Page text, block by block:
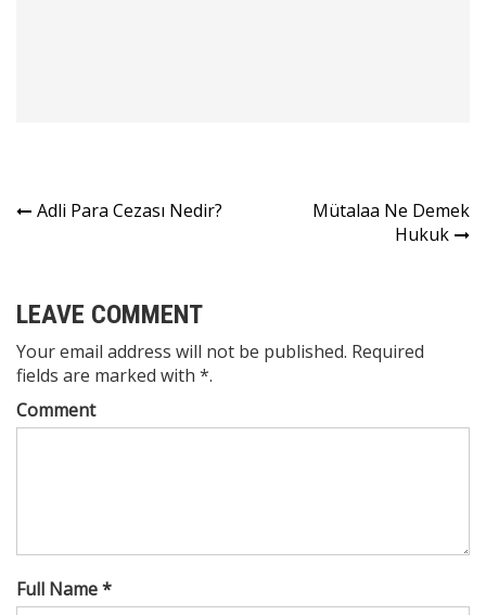
Yazı
Adli Para Cezası Nedir?
Mütalaa Ne Demek
Hukuk
LEAVE COMMENT
Your email address will not be published. Required
fields are marked with *.
Comment
Full Name *